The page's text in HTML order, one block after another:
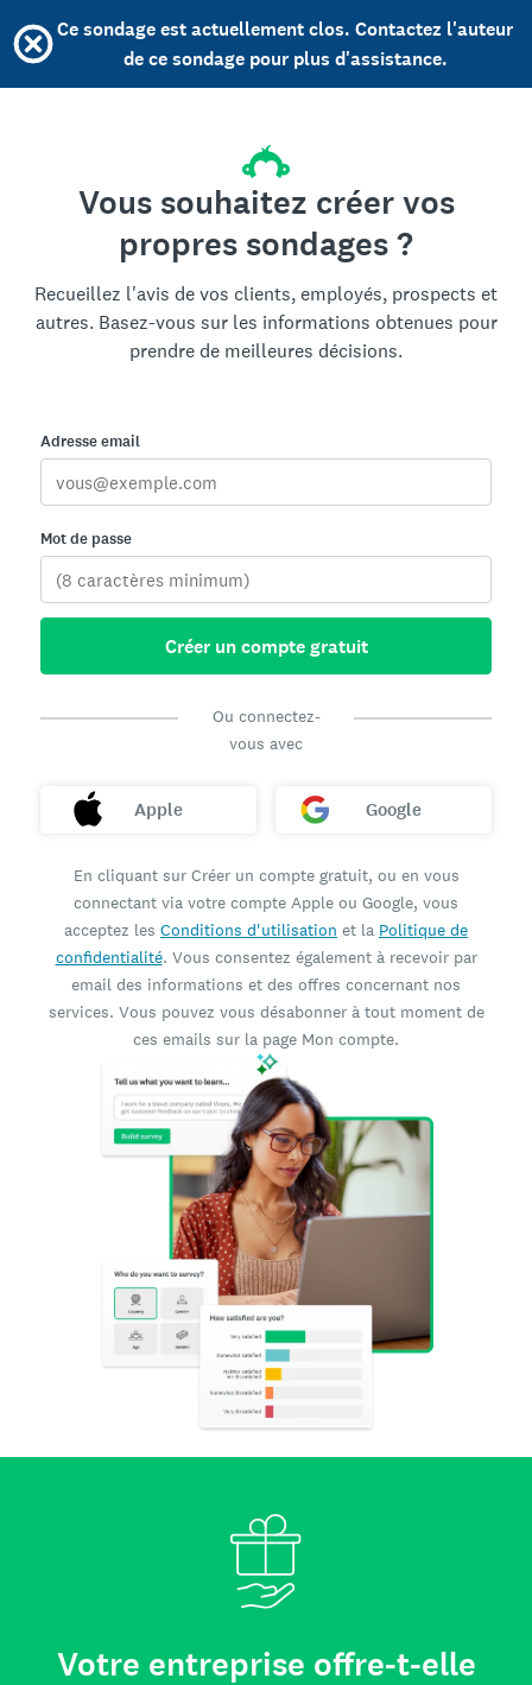
Ce sondage est actuellement clos. Contactez l'auteur
de ce sondage pour plus d'assistance.
Vous souhaitez créer vos
propres sondages ?
Recueillez l'avis de vos clients, employés, prospects et
autres. Basez-vous sur les informations obtenues pour
prendre de meilleures décisions.
Adresse email
Mot de passe
Créer un compte gratuit
Ou connectez-
vous avec
Apple Google
En cliquant sur Créer un compte gratuit, ou en vous
connectant via votre compte Apple ou Google, vous
acceptez les Conditions d'utilisation et la Politique de
confidentialité. Vous consentez également à recevoir par
email des informations et des offres concernant nos
services. Vous pouvez vous désabonner à tout moment de
ces emails sur la page Mon compte.
Votre entreprise offre-t-elle